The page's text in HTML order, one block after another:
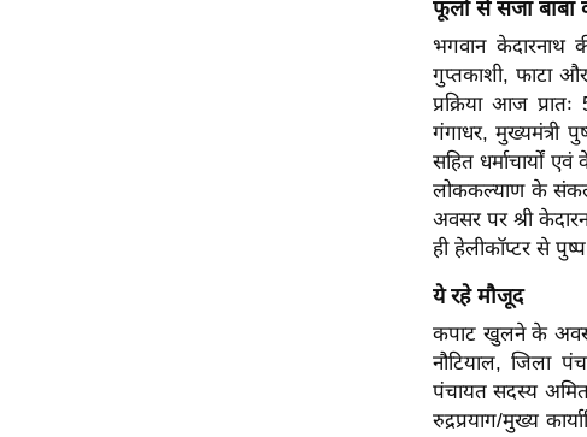
फूलों से सजा बाबा
भगवान केदारनाथ
गुप्तकाशी, फाटा
प्रक्रिया आज
गंगाधर, मुख्यमंत्री
सहित धर्माचार्यों
लोककल्याण के
अवसर पर श्री
ही हेलीकॉप्टर से
ये रहे मौजूद
कपाट खुलने के अवसर
नौटियाल, जिला
पंचायत सदस्य अमित
रुद्रप्रयाग/मुख्य